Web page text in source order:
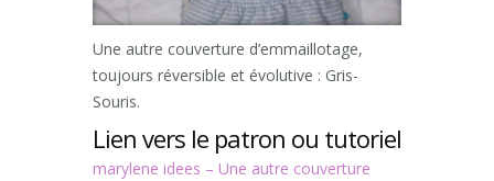
Une autre couverture d’emmaillotage,
toujours réversible et évolutive : Gris-
Souris.
Lien vers le patron ou tutoriel
marylene idees – Une autre couverture